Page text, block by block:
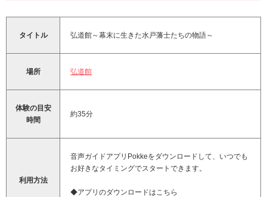
タイトル 弘道館～幕末に生きた水戸藩士たちの物語～
場所 弘道館
体験の目安
時間
約35分
利用方法
音声ガイドアプリPokkeをダウンロードして、いつでも
お好きなタイミングでスタートできます。
◆アプリのダウンロードはこちら